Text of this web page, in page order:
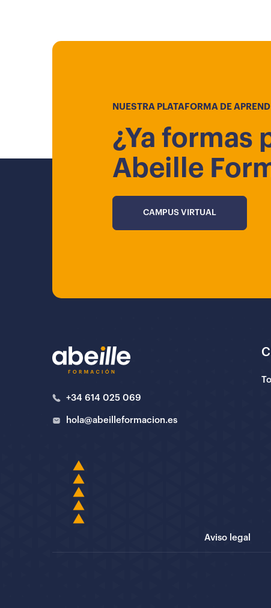
NUESTRA PLATAFORMA DE
¿Ya formas
Abeille
CAMPUS VIRTUAL
+34 614 025 069
hola@abeilleformacion.es
Aviso legal